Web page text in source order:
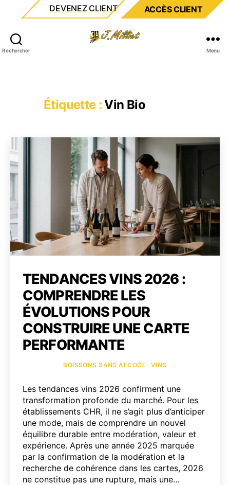
DEVENEZ CLIENT ACCÈS CLIENT
Rechercher Menu
Étiquette :Vin Bio
TENDANCES VINS 2026 :
COMPRENDRE LES
ÉVOLUTIONS POUR
CONSTRUIRE UNE CARTE
PERFORMANTE
CatégoriesBOISSONS SANS ALCOOL VINS
Les tendances vins 2026 confirment une
transformation profonde du marché. Pour les
établissements CHR, il ne s’agit plus d’anticiper
une mode, mais de comprendre un nouvel
équilibre durable entre modération, valeur et
expérience. Après une année 2025 marquée
par la confirmation de la modération et la
recherche de cohérence dans les cartes, 2026
ne constitue pas une rupture, mais une…